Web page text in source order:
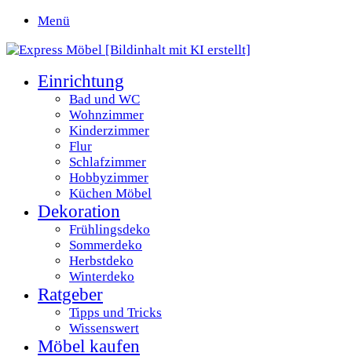
Menü
Einrichtung
Bad und WC
Wohnzimmer
Kinderzimmer
Flur
Schlafzimmer
Hobbyzimmer
Küchen Möbel
Dekoration
Frühlingsdeko
Sommerdeko
Herbstdeko
Winterdeko
Ratgeber
Tipps und Tricks
Wissenswert
Möbel kaufen